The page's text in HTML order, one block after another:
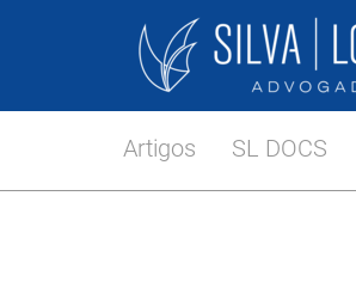
Artigos SL DOCS